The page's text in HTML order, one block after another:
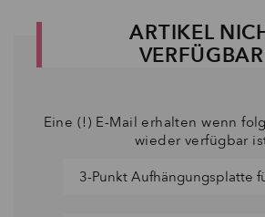
ARTIKEL
Eine (!) E-Mail erhalten wenn
wieder verfügbar